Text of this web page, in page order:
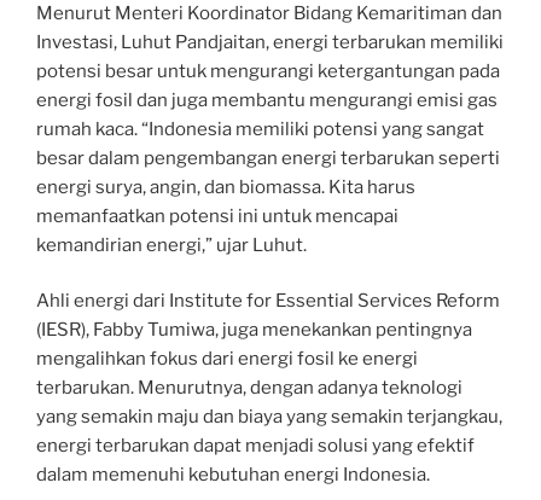
Menurut Menteri Koordinator Bidang Kemaritiman dan
Investasi, Luhut Pandjaitan, energi terbarukan memiliki
potensi besar untuk mengurangi ketergantungan pada
energi fosil dan juga membantu mengurangi emisi gas
rumah kaca. “Indonesia memiliki potensi yang sangat
besar dalam pengembangan energi terbarukan seperti
energi surya, angin, dan biomassa. Kita harus
memanfaatkan potensi ini untuk mencapai
kemandirian energi,” ujar Luhut.
Ahli energi dari Institute for Essential Services Reform
(IESR), Fabby Tumiwa, juga menekankan pentingnya
mengalihkan fokus dari energi fosil ke energi
terbarukan. Menurutnya, dengan adanya teknologi
yang semakin maju dan biaya yang semakin terjangkau,
energi terbarukan dapat menjadi solusi yang efektif
dalam memenuhi kebutuhan energi Indonesia.